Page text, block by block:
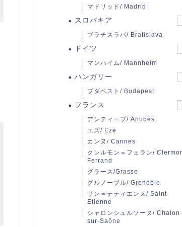
マドリッド/ Madrid
スロバキア
ブラチスラバ/ Bratislava
ドイツ
マンハイム/ Mannheim
ハンガリー
ブダペスト/ Budapest
フランス
アンティーブ/ Antibes
エズ/ Eze
カンヌ/ Cannes
クレルモン＝フェラン/
Ferrand
グラース/Grasse
グルノーブル/ Grenoble
サン＝テティエンヌ/ Saint-
Etienne
シャロンシュルソーヌ/ Chalon-
sur-Saône